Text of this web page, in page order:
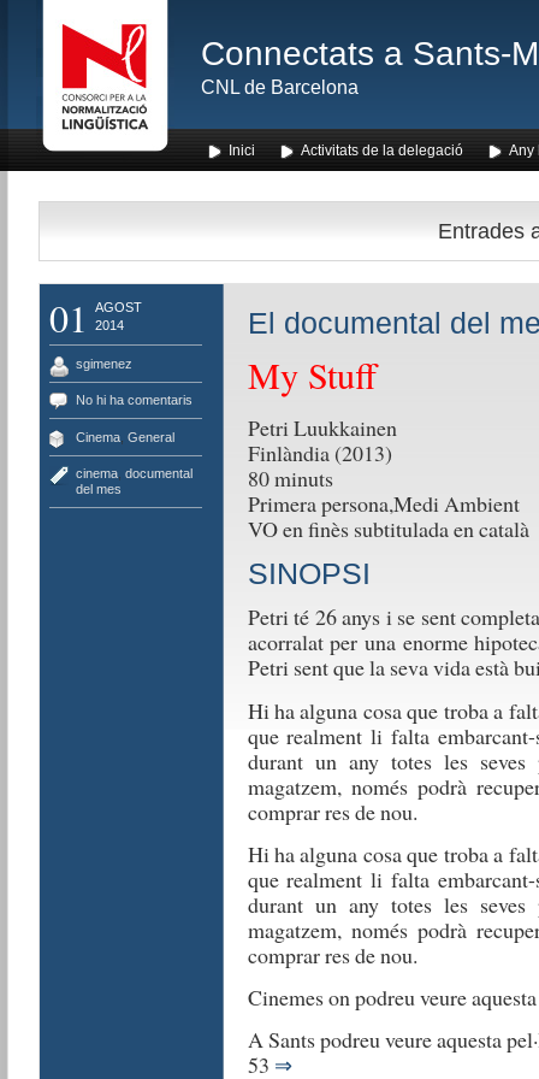
Connectats a Sants-
CNL de Barcelona
Inici Activitats de la delegació Any
Entrades
01
AGOST
2014
sgimenez
No hi ha comentaris
Cinema, General
cinema, documental
del mes
El documental del
My Stuff
Petri Luukkainen
Finlàndia (2013)
80 minuts
Primera persona,Medi Ambient
VO en finès subtitulada en català
SINOPSI
Petri té 26 anys i se sent
acorralat per una enorme
Petri sent que la seva vida està
Hi
ha
alguna
que
troba
a
faltar,
així
que
decideix
esbrinar
és
el
que
Hi ha alguna cosa que troba a
que realment li falta
durant un any totes les seves
magatzem, només podrà
comprar res de nou.
Hi ha alguna cosa que troba a
que realment li falta
durant un any totes les seves
magatzem, només podrà
comprar res de nou.
Cinemes on podreu veure
A Sants podreu veure aquesta
53 ⇒